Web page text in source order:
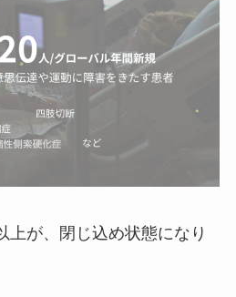
上が、閉じ込め状態になり